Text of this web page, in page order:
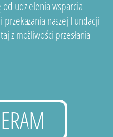
udzielenia wsparcia
naszej Fundacji
z możliwości przesłania